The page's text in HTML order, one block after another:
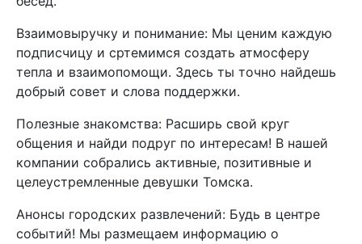
Взаимовыручку и понимание: Мы ценим каждую
подписчицу и сртемимся создать атмосферу
тепла и взаимопомощи. Здесь ты точно найдешь
добрый совет и слова поддержки.
Полезные знакомства: Расширь свой круг
общения и найди подруг по интересам! В нашей
компании собрались активные, позитивные и
целеустремленные девушки Томска.
Анонсы городских развлечений: Будь в центре
событий! Мы размещаем информацию о